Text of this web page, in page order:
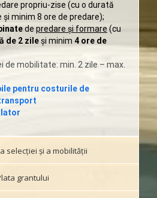
propriu-zise (cu o durată
și minim 8 ore de predare);
de predare și formare (cu
de 2 zileși minim 4 ore de
de mobilitate: min. 2 zile – max.
pentru costurile de
selecției și a mobilităţii
grantului